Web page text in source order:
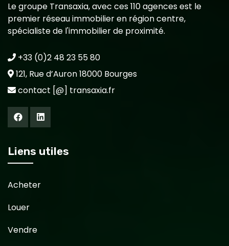
Le groupe Transaxia, avec ces 110 agences est le
premier réseau immobilier en région centre,
spécialiste de l'immobilier de proximité.
+33 (0)2 48 23 55 80
121, Rue d’Auron 18000 Bourges
contact [@] transaxia.fr
Liens utiles
Acheter
Louer
Vendre